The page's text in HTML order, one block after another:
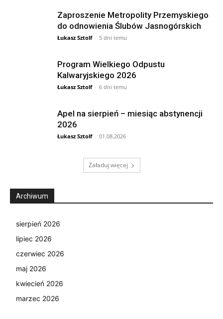
Zaproszenie Metropolity Przemyskiego
do odnowienia Ślubów Jasnogórskich
Łukasz Sztolf - 5 dni temu
Program Wielkiego Odpustu
Kalwaryjskiego 2026
Łukasz Sztolf - 6 dni temu
Apel na sierpień – miesiąc abstynencji
2026
Łukasz Sztolf - 01.08.2026
Załaduj więcej
Archiwum
sierpień 2026
lipiec 2026
czerwiec 2026
maj 2026
kwiecień 2026
marzec 2026